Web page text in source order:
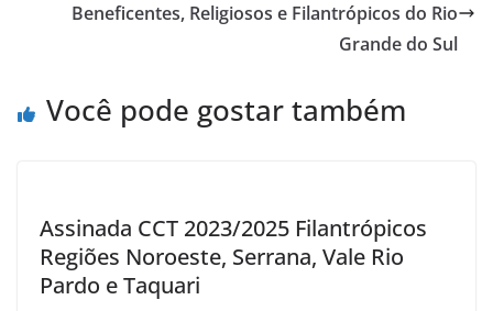
Beneficentes, Religiosos e Filantrópicos do Rio
Grande do Sul
Você pode gostar também
Assinada CCT 2023/2025 Filantrópicos
Regiões Noroeste, Serrana, Vale Rio
Pardo e Taquari